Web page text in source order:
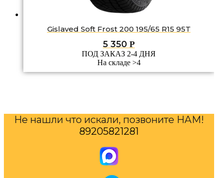
Gislaved Soft Frost 200 195/65 R15 95T
5 350 Р
ПОД ЗАКАЗ 2-4 ДНЯ
На складе >4
Не нашли что искали, позвоните НАМ!
89205821281